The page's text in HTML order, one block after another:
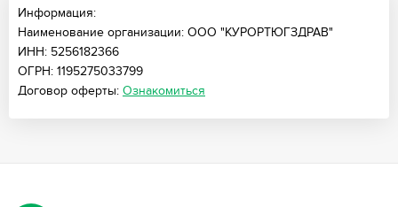
Информация:
Наименование организации: ООО "КУРОРТЮГЗДРАВ"
ИНН: 5256182366
ОГРН: 1195275033799
Договор оферты: Ознакомиться